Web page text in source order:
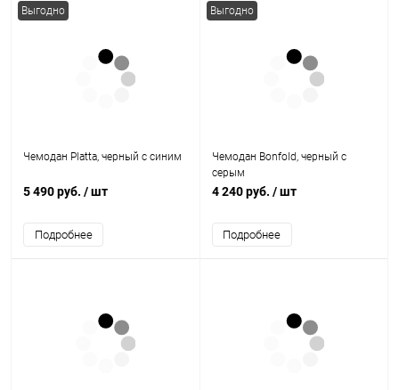
Выгодно
Чемодан Platta, черный с синим
5 490 руб. / шт
Подробнее
Выгодно
Чемодан Bonfold, черный с
серым
4 240 руб. / шт
Подробнее